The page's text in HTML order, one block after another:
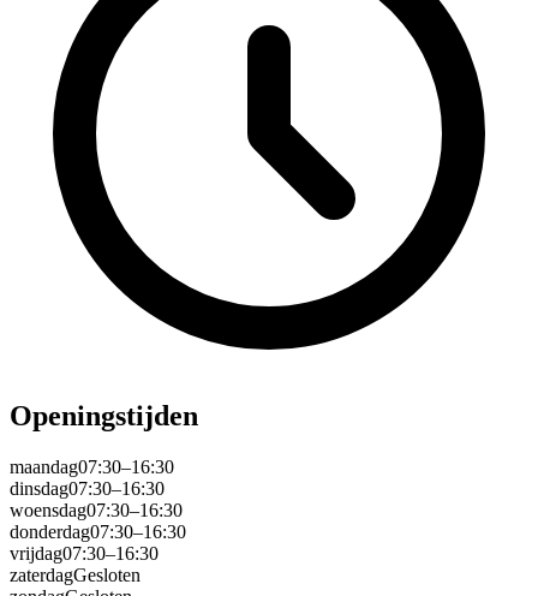
Openingstijden
maandag07:30–16:30
dinsdag07:30–16:30
woensdag07:30–16:30
donderdag07:30–16:30
vrijdag07:30–16:30
zaterdagGesloten